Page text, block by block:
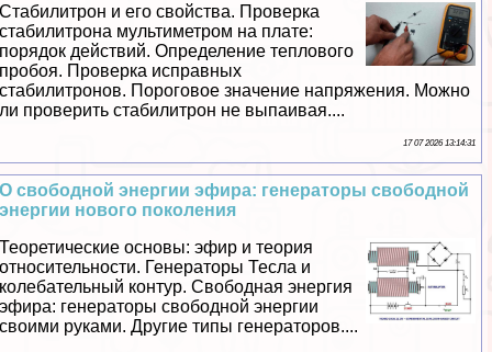
Стабилитрон и его свойства. Проверка
стабилитрона мультиметром на плате:
порядок действий. Определение теплового
пробоя. Проверка исправных
стабилитронов. Пороговое значение напряжения. Можно
ли проверить стабилитрон не выпаивая....
17 07 2026 13:14:31
О свободной энергии эфира: генераторы свободной
энергии нового поколения
Теоретические основы: эфир и теория
относительности. Генераторы Тесла и
колебательный контур. Свободная энергия
эфира: генераторы свободной энергии
своими руками. Другие типы генераторов....